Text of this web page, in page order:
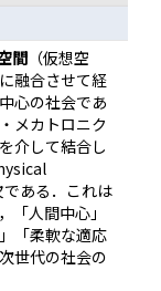
間 （仮想空
融合させて経
心の社会であ
メカトロニク
介して結合し
ある．これは
「人間中心」
「柔軟な適応
世代の社会の